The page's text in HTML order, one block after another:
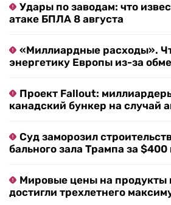
Удары по заводам: что
атаке БПЛА 8 августа
«Миллиардные расходы».
энергетику Европы из-за
Проект Fallout:
канадский бункер на случай
Суд заморозил
бального зала Трампа за $400
Мировые цены на продукты
достигли трехлетнего